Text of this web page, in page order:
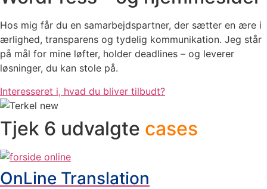
Hos mig får du en samarbejdspartner, der sætter en ære i
ærlighed, transparens og tydelig kommunikation. Jeg står
på mål for mine løfter, holder deadlines – og leverer
løsninger, du kan stole på.
Interesseret i, hvad du bliver tilbudt?
Tjek 6 udvalgte cases
OnLine Translation